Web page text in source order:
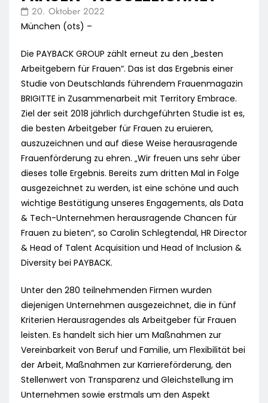
20. Oktober 2022
München (ots) –
Die PAYBACK GROUP zählt erneut zu den „besten
Arbeitgebern für Frauen“. Das ist das Ergebnis einer
Studie von Deutschlands führendem Frauenmagazin
BRIGITTE in Zusammenarbeit mit Territory Embrace.
Ziel der seit 2018 jährlich durchgeführten Studie ist es,
die besten Arbeitgeber für Frauen zu eruieren,
auszuzeichnen und auf diese Weise herausragende
Frauenförderung zu ehren. „Wir freuen uns sehr über
dieses tolle Ergebnis. Bereits zum dritten Mal in Folge
ausgezeichnet zu werden, ist eine schöne und auch
wichtige Bestätigung unseres Engagements, als Data
& Tech-Unternehmen herausragende Chancen für
Frauen zu bieten“, so Carolin Schlegtendal, HR Director
& Head of Talent Acquisition und Head of Inclusion &
Diversity bei PAYBACK.
Unter den 280 teilnehmenden Firmen wurden
diejenigen Unternehmen ausgezeichnet, die in fünf
Kriterien Herausragendes als Arbeitgeber für Frauen
leisten. Es handelt sich hier um Maßnahmen zur
Vereinbarkeit von Beruf und Familie, um Flexibilität bei
der Arbeit, Maßnahmen zur Karriereförderung, den
Stellenwert von Transparenz und Gleichstellung im
Unternehmen sowie erstmals um den Aspekt